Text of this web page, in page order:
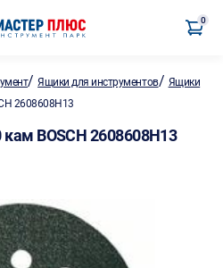
0
/Ящики для инструментов/ Ящики
2608608H13
BOSCH 2608608H13